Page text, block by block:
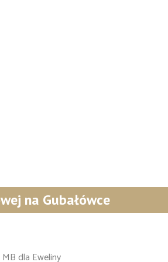
na Gubałówce
dla Eweliny